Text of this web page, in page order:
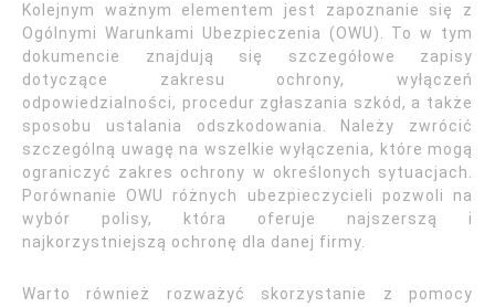
Kolejnym ważnym elementem jest zapoznanie się z
Ogólnymi Warunkami Ubezpieczenia (OWU). To w tym
dokumencie znajdują się szczegółowe zapisy
dotyczące zakresu ochrony, wyłączeń
odpowiedzialności, procedur zgłaszania szkód, a także
sposobu ustalania odszkodowania. Należy zwrócić
szczególną uwagę na wszelkie wyłączenia, które mogą
ograniczyć zakres ochrony w określonych sytuacjach.
Porównanie OWU różnych ubezpieczycieli pozwoli na
wybór polisy, która oferuje najszerszą i
najkorzystniejszą ochronę dla danej firmy.
Warto również rozważyć skorzystanie z pomocy